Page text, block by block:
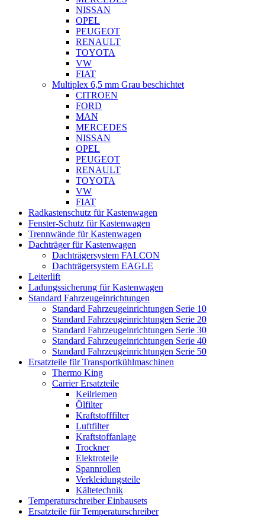
NISSAN
OPEL
PEUGEOT
RENAULT
TOYOTA
VW
FIAT
Multiplex 6,5 mm Grau beschichtet
CITROEN
FORD
MAN
MERCEDES
NISSAN
OPEL
PEUGEOT
RENAULT
TOYOTA
VW
FIAT
Radkastenschutz für Kastenwagen
Fenster-Schutz für Kastenwagen
Trennwände für Kastenwagen
Dachträger für Kastenwagen
Dachträgersystem FALCON
Dachträgersystem EAGLE
Leiterlift
Ladungssicherung für Kastenwagen
Standard Fahrzeugeinrichtungen
Standard Fahrzeugeinrichtungen Serie 10
Standard Fahrzeugeinrichtungen Serie 20
Standard Fahrzeugeinrichtungen Serie 30
Standard Fahrzeugeinrichtungen Serie 40
Standard Fahrzeugeinrichtungen Serie 50
Ersatzteile für Transportkühlmaschinen
Thermo King
Carrier Ersatzteile
Keilriemen
Ölfilter
Kraftstofffilter
Luftfilter
Kraftstoffanlage
Trockner
Elektroteile
Spannrollen
Verkleidungsteile
Kältetechnik
Temperaturschreiber Einbausets
Ersatzteile für Temperaturschreiber